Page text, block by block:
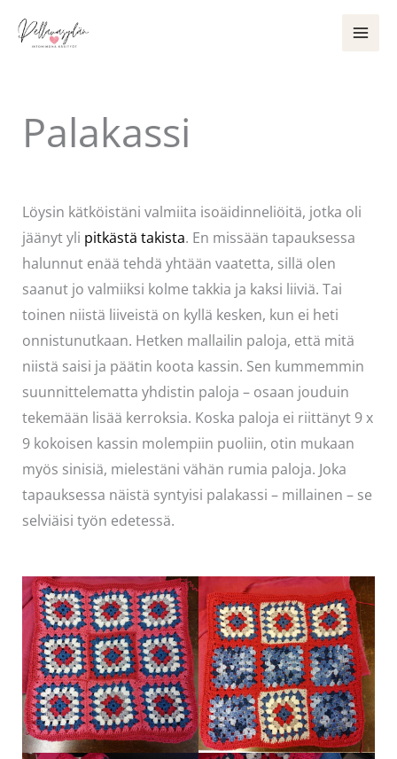
sisältöön
Palakassi
Löysin kätköistäni valmiita isoäidinneliöitä, jotka oli
jäänyt yli pitkästä takista. En missään tapauksessa
halunnut enää tehdä yhtään vaatetta, sillä olen
saanut jo valmiiksi kolme takkia ja kaksi liiviä. Tai
toinen niistä liiveistä on kyllä kesken, kun ei heti
onnistunutkaan. Hetken mallailin paloja, että mitä
niistä saisi ja päätin koota kassin. Sen kummemmin
suunnittelematta yhdistin paloja – osaan jouduin
tekemään lisää kerroksia. Koska paloja ei riittänyt 9 x
9 kokoisen kassin molempiin puoliin, otin mukaan
myös sinisiä, mielestäni vähän rumia paloja. Joka
tapauksessa näistä syntyisi palakassi – millainen – se
selviäisi työn edetessä.